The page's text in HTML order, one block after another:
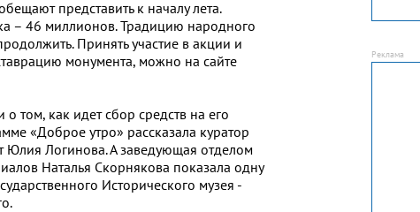
представить к началу лета.
– 46 миллионов. Традицию народного
Принять участие в акции и
монумента, можно на сайте
том, как идет сбор средств на его
«Доброе утро» рассказала куратор
Юлия Логинова. А заведующая отделом
Наталья Скорнякова показала одну
Исторического музея -